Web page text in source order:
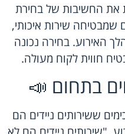
את החשיבות של בחירת
שמבטיחה שירות איכותי,
האירוע. בחירה נכונה
חווית לקוח מעולה.
בתחום 📣
ששירותים ניידים הם